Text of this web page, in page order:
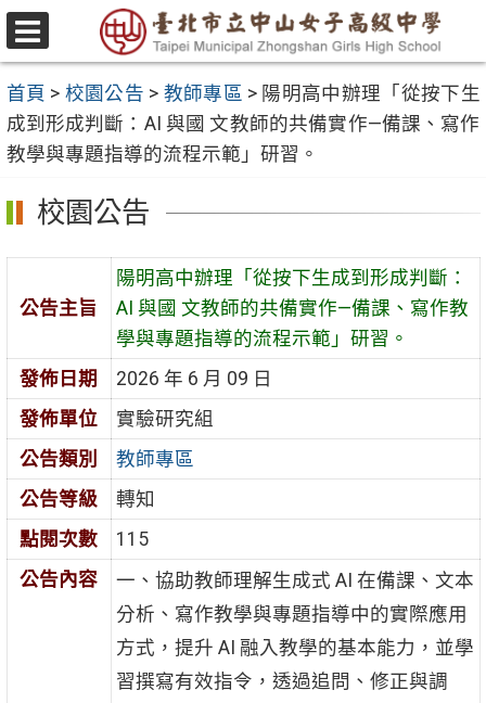
跳
至
要
內
容
區
選
單
首頁 > 校園公告 > 教師專區 > 陽明高中辦理「從按下生
成到形成判斷：AI 與國 文教師的共備實作—備課、寫作
教學與專題指導的流程示範」研習。
校園公告
公告主旨
陽明高中辦理「從按下生成到形成判斷：
AI 與國 文教師的共備實作—備課、寫作教
學與專題指導的流程示範」研習。
發佈日期
2026 年 6 月 09 日
發佈單位
實驗研究組
公告類別
教師專區
公告等級
轉知
點閱次數
115
公告內容
一、協助教師理解生成式 AI 在備課、文本
分析、寫作教學與專題指導中的實際應用
方式，提升 AI 融入教學的基本能力，並學
習撰寫有效指令，透過追問、修正與調